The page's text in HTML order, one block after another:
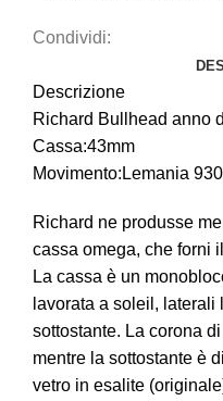
Condividi:
Descrizione
Richard Bullhead anno
Cassa:43mm
Movimento:Lemania 930
Richard ne produsse
cassa omega, che forni
La cassa è un
lavorata a soleil,
sottostante. La corona
mentre la sottostante è
vetro in esalite